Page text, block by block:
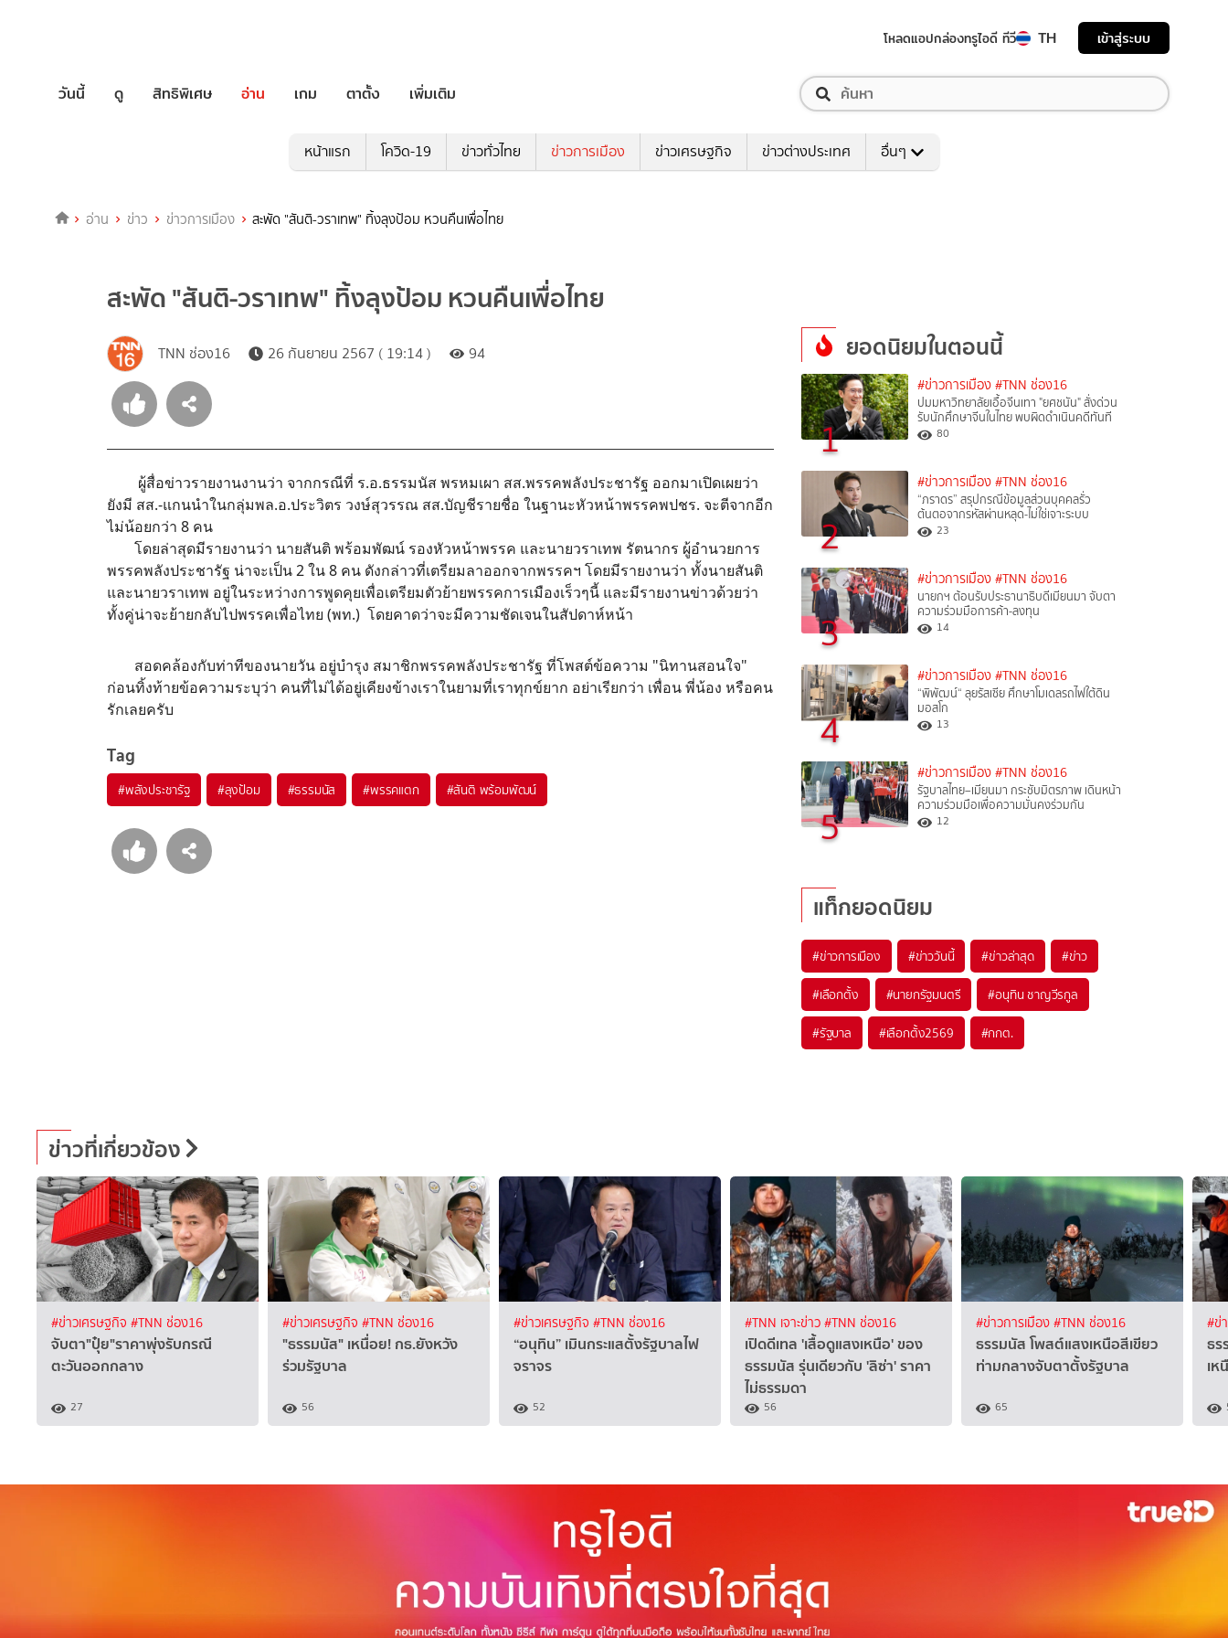
โหลดแอปกล่องทรูไอดี ทีวี TH เข้าสู่ระบบ
วันนี้ ดู สิทธิพิเศษ อ่าน เกม ตาตั้ง เพิ่มเติม
หน้าแรก โควิด-19 ข่าวทั่วไทย ข่าวการเมือง ข่าวเศรษฐกิจ ข่าวต่างประเทศ อื่นๆ
อ่าน ข่าว ข่าวการเมือง สะพัด "สันติ-วราเทพ" ทิ้งลุงป้อม หวนคืนเพื่อไทย
สะพัด "สันติ-วราเทพ" ทิ้งลุงป้อม หวนคืนเพื่อไทย
TNN ช่อง16 26 กันยายน 2567 ( 19:14 ) 94
ผู้สื่อข่าวรายงานงานว่า จากกรณีที่ ร.อ.ธรรมนัส พรหมเผา สส.พรรคพลังประชารัฐ ออกมาเปิดเผยว่า
ยังมี สส.-แกนนำในกลุ่มพล.อ.ประวิตร วงษ์สุวรรณ สส.บัญชีรายชื่อ ในฐานะหัวหน้าพรรคพปชร. จะตีจากอีก
ไม่น้อยกว่า 8 คน
โดยล่าสุดมีรายงานว่า นายสันติ พร้อมพัฒน์ รองหัวหน้าพรรค และนายวราเทพ รัตนากร ผู้อำนวยการ
พรรคพลังประชารัฐ น่าจะเป็น 2 ใน 8 คน ดังกล่าวที่เตรียมลาออกจากพรรคฯ โดยมีรายงานว่า ทั้งนายสันติ
และนายวราเทพ อยู่ในระหว่างการพูดคุยเพื่อเตรียมตัวย้ายพรรคการเมืองเร็วๆนี้ และมีรายงานข่าวด้วยว่า
ทั้งคู่น่าจะย้ายกลับไปพรรคเพื่อไทย (พท.) โดยคาดว่าจะมีความชัดเจนในสัปดาห์หน้า
สอดคล้องกับท่าทีของนายวัน อยู่บำรุง สมาชิกพรรคพลังประชารัฐ ที่โพสต์ข้อความ "นิทานสอนใจ"
ก่อนทิ้งท้ายข้อความระบุว่า คนที่ไม่ได้อยู่เคียงข้างเราในยามที่เราทุกข์ยาก อย่าเรียกว่า เพื่อน พี่น้อง หรือคน
รักเลยครับ
Tag
#พลังประชารัฐ #ลุงป้อม #ธรรมนัส #พรรคแตก #สันติ พร้อมพัฒน์
ยอดนิยมในตอนนี้
1
#ข่าวการเมือง #TNN ช่อง16
ปมมหาวิทยาลัยเอื้อจีนเทา "ยศชนัน" สั่งด่วน
รับนักศึกษาจีนในไทย พบผิดดำเนินคดีทันที
80
2
#ข่าวการเมือง #TNN ช่อง16
“ภราดร” สรุปกรณีข้อมูลส่วนบุคคลรั่ว
ต้นตอจากรหัสผ่านหลุด-ไม่ใช่เจาะระบบ
23
3
#ข่าวการเมือง #TNN ช่อง16
นายกฯ ต้อนรับประธานาธิบดีเมียนมา จับตา
ความร่วมมือการค้า-ลงทุน
14
4
#ข่าวการเมือง #TNN ช่อง16
“พิพัฒน์“ ลุยรัสเซีย ศึกษาโมเดลรถไฟใต้ดิน
มอสโก
13
5
#ข่าวการเมือง #TNN ช่อง16
รัฐบาลไทย–เมียนมา กระชับมิตรภาพ เดินหน้า
ความร่วมมือเพื่อความมั่นคงร่วมกัน
12
แท็กยอดนิยม
#ข่าวการเมือง #ข่าววันนี้ #ข่าวล่าสุด #ข่าว
#เลือกตั้ง #นายกรัฐมนตรี #อนุทิน ชาญวีรกูล
#รัฐบาล #เลือกตั้ง2569 #กกต.
ข่าวที่เกี่ยวข้อง
#ข่าวเศรษฐกิจ #TNN ช่อง16
จับตา"ปุ๋ย"ราคาพุ่งรับกรณี
ตะวันออกกลาง
27
#ข่าวเศรษฐกิจ #TNN ช่อง16
"ธรรมนัส" เหนื่อย! กธ.ยังหวัง
ร่วมรัฐบาล
56
#ข่าวเศรษฐกิจ #TNN ช่อง16
“อนุทิน” เมินกระแสตั้งรัฐบาลไฟ
จราจร
52
#TNN เจาะข่าว#TNN ช่อง16
เปิดดีเทล 'เสื้อดูแสงเหนือ' ของ
ธรรมนัส รุ่นเดียวกับ 'ลิซ่า' ราคา
ไม่ธรรมดา
56
#ข่าวการเมือง#TNN ช่อง16
ธรรมนัส โพสต์แสงเหนือสีเขียว
ท่ามกลางจับตาตั้งรัฐบาล
65
#ข่
ธ
เ